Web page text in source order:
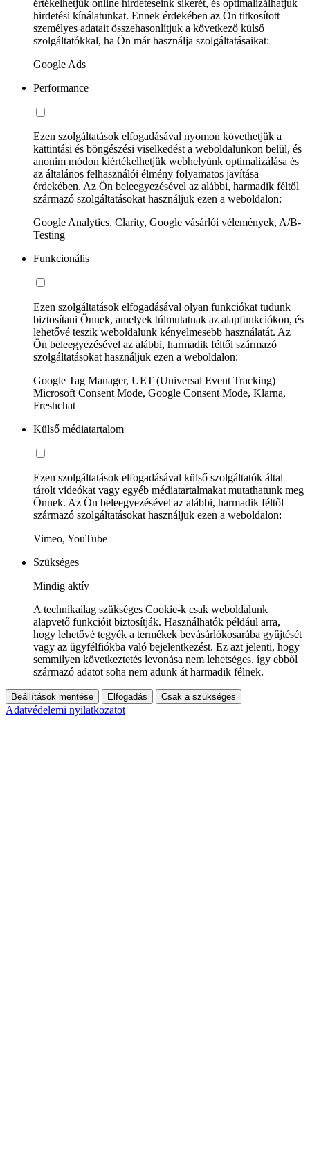
értékelhetjük online hirdetéseink sikerét, és optimalizálhatjuk
hirdetési kínálatunkat. Ennek érdekében az Ön titkosított
személyes adatait összehasonlítjuk a következő külső
szolgáltatókkal, ha Ön már használja szolgáltatásaikat:
Google Ads
Performance
Ezen szolgáltatások elfogadásával nyomon követhetjük a
kattintási és böngészési viselkedést a weboldalunkon belül, és
anonim módon kiértékelhetjük webhelyünk optimalizálása és
az általános felhasználói élmény folyamatos javítása
érdekében. Az Ön beleegyezésével az alábbi, harmadik féltől
származó szolgáltatásokat használjuk ezen a weboldalon:
Google Analytics, Clarity, Google vásárlói vélemények, A/B-
Testing
Funkcionális
Ezen szolgáltatások elfogadásával olyan funkciókat tudunk
biztosítani Önnek, amelyek túlmutatnak az alapfunkciókon, és
lehetővé teszik weboldalunk kényelmesebb használatát. Az
Ön beleegyezésével az alábbi, harmadik féltől származó
szolgáltatásokat használjuk ezen a weboldalon:
Google Tag Manager, UET (Universal Event Tracking)
Microsoft Consent Mode, Google Consent Mode, Klarna,
Freshchat
Külső médiatartalom
Ezen szolgáltatások elfogadásával külső szolgáltatók által
tárolt videókat vagy egyéb médiatartalmakat mutathatunk meg
Önnek. Az Ön beleegyezésével az alábbi, harmadik féltől
származó szolgáltatásokat használjuk ezen a weboldalon:
Vimeo, YouTube
Szükséges
Mindig aktív
A technikailag szükséges Cookie-k csak weboldalunk
alapvető funkcióit biztosítják. Használhatók például arra,
hogy lehetővé tegyék a termékek bevásárlókosarába gyűjtését
vagy az ügyfélfiókba való bejelentkezést. Ez azt jelenti, hogy
semmilyen következtetés levonása nem lehetséges, így ebből
származó adatot soha nem adunk át harmadik félnek.
Beállítások mentése Elfogadás Csak a szükséges
Adatvédelemi nyilatkozatot